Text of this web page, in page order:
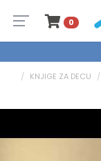
0
KNJIGE ZA DECU